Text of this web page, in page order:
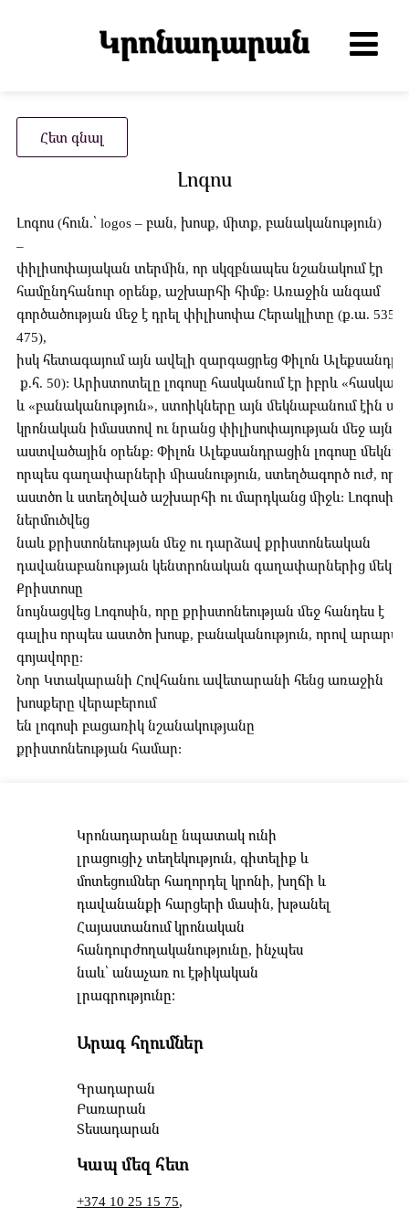
Հետ գնալ
Լոգոս
Լոգոս (հուն.՝ logos – բան, խոսք, միտք, բանականություն)
–
փիլիսոփայական տերմին, որ սկզբնապես նշանակում էր
համընդհանուր օրենք, աշխարհի հիմք: Առաջին անգամ
գործածության մեջ է դրել փիլիսոփա Հերակլիտը (ք.ա. 535-
475),
իսկ հետագայում այն ավելի զարգացրեց Փիլոն
ք.հ. 50): Արիստոտելը լոգոսը հասկանում էր իբրև
և «բանականություն», ստոիկները այն մեկնաբանում էին
կրոնական իմաստով ու նրանց փիլիսոփայության մեջ այն
աստվածային օրենք: Փիլոն Ալեքսանդրացին լոգոսը
որպես գաղափարների միասնություն, ստեղծագործ ուժ, որը
աստծո և ստեղծված աշխարհի ու մարդկանց միջև: Լոգոսի
ներմուծվեց
նաև քրիստոնեության մեջ ու դարձավ քրիստոնեական
դավանաբանության կենտրոնական գաղափարներից մեկը:
Քրիստոսը
նույնացվեց Լոգոսին, որը քրիստոնեության մեջ հանդես է
գալիս որպես աստծո խոսք, բանականություն, որով
գոյավորը:
Նոր Կտակարանի Հովհանու ավետարանի հենց առաջին
խոսքերը վերաբերում
են լոգոսի բացառիկ նշանակությանը
քրիստոնեության համար:
Կրոնադարանը նպատակ ունի
լրացուցիչ տեղեկություն, գիտելիք և
մոտեցումներ հաղորդել կրոնի, խղճի և
դավանանքի հարցերի մասին, խթանել
Հայաստանում կրոնական
հանդուրժողականությունը, ինչպես
նաև՝ անաչառ ու էթիկական
լրագրությունը։
Արագ հղումներ
Գրադարան
Բառարան
Տեսադարան
Կապ մեզ հետ
+374 10 25 15 75,